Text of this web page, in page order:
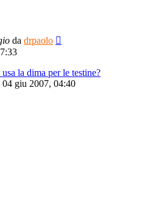
da drpaolo
la dima per le testine?
04 giu 2007, 04:40